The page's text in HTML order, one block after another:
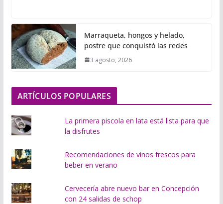
g
a
n
d
.
.
Marraqueta, hongos y helado,
postre que conquistó las redes
3 agosto, 2026
ARTÍCULOS POPULARES
La primera piscola en lata está lista para que
la disfrutes
Recomendaciones de vinos frescos para
beber en verano
Cervecería abre nuevo bar en Concepción
con 24 salidas de schop